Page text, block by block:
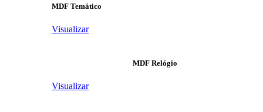
MDF Temático
Visualizar
MDF Relógio
Visualizar